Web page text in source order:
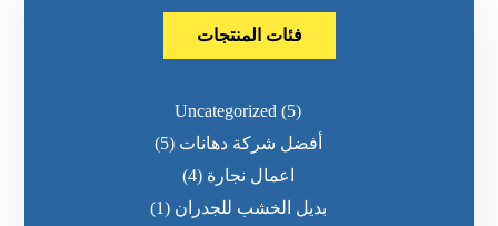
فئات المنتجات
Uncategorized (5)
أفضل شركة دهانات (5)
اعمال نجارة (4)
بديل الخشب للجدران (1)